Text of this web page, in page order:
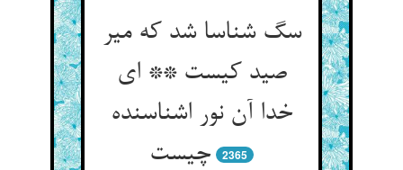
سگ شناسا شد که میر
صید کیست ** ای
خدا آن نور اشناسنده
چیست‏
2365